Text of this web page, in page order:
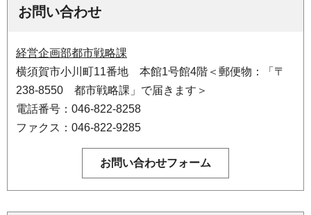
お問い合わせ
経営企画部都市戦略課
横須賀市小川町11番地 本館1号館4階＜郵便物：「〒
238-8550 都市戦略課」で届きます＞
電話番号：046-822-8258
ファクス：046-822-9285